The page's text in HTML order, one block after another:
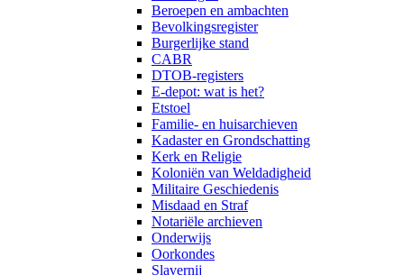
Beroepen en ambachten
Bevolkingsregister
Burgerlijke stand
CABR
DTOB-registers
E-depot: wat is het?
Etstoel
Familie- en huisarchieven
Kadaster en Grondschatting
Kerk en Religie
Koloniën van Weldadigheid
Militaire Geschiedenis
Misdaad en Straf
Notariële archieven
Onderwijs
Oorkondes
Slavernij